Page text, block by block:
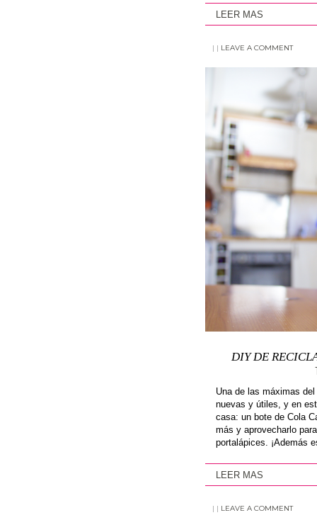
LEER MAS
| | LEAVE A COMMENT
DIY DE
Una de las máximas
nuevas y útiles, y en
casa: un bote de Cola
más y aprovecharlo
portalápices. ¡Además
LEER MAS
| | LEAVE A COMMENT